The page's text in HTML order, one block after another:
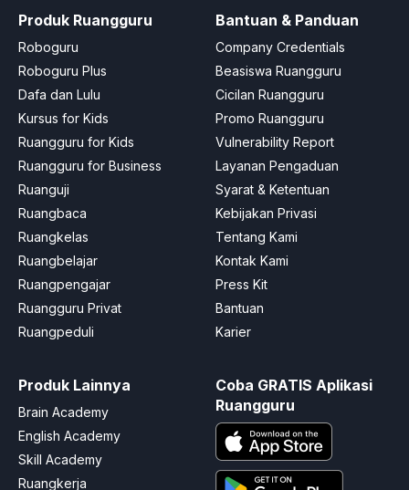
Produk Ruangguru
Roboguru
Roboguru Plus
Dafa dan Lulu
Kursus for Kids
Ruangguru for Kids
Ruangguru for Business
Ruanguji
Ruangbaca
Ruangkelas
Ruangbelajar
Ruangpengajar
Ruangguru Privat
Ruangpeduli
Bantuan & Panduan
Company Credentials
Beasiswa Ruangguru
Cicilan Ruangguru
Promo Ruangguru
Vulnerability Report
Layanan Pengaduan
Syarat & Ketentuan
Kebijakan Privasi
Tentang Kami
Kontak Kami
Press Kit
Bantuan
Karier
Produk Lainnya
Brain Academy
English Academy
Skill Academy
Ruangkerja
Coba GRATIS Aplikasi
Ruangguru